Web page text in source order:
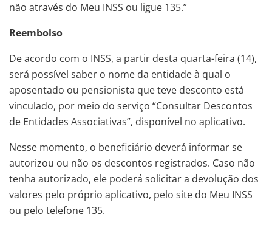
não através do Meu INSS ou ligue 135.”
Reembolso
De acordo com o INSS, a partir desta quarta-feira (14),
será possível saber o nome da entidade à qual o
aposentado ou pensionista que teve desconto está
vinculado, por meio do serviço “Consultar Descontos
de Entidades Associativas”, disponível no aplicativo.
Nesse momento, o beneficiário deverá informar se
autorizou ou não os descontos registrados. Caso não
tenha autorizado, ele poderá solicitar a devolução dos
valores pelo próprio aplicativo, pelo site do Meu INSS
ou pelo telefone 135.